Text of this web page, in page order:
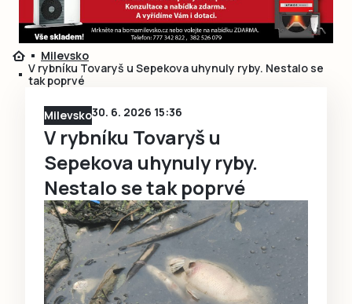
Přihlásit se
Čtenáři píší
Speciální přílohy
Milevsko
V rybníku Tovaryš u Sepekova uhynuly ryby. Nestalo se
tak poprvé
Milevsko30. 6. 2026 15:36
V rybníku Tovaryš u
Sepekova uhynuly ryby.
Nestalo se tak poprvé